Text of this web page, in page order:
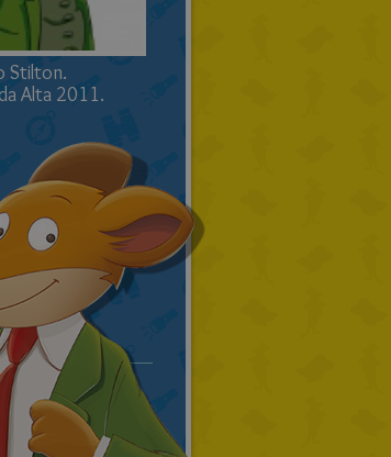
Stilton.
Alta 2011.